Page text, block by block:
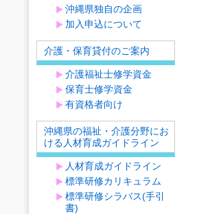
沖縄県独自の企画
加入申込について
介護・保育貸付のご案内
介護福祉士修学資金
保育士修学資金
有資格者向け
沖縄県の福祉・介護分野にお
ける人材育成ガイドライン
人材育成ガイドライン
標準研修カリキュラム
標準研修シラバス(手引
書)